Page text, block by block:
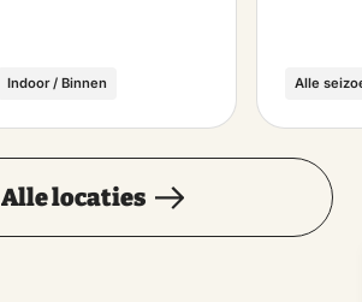
Indoor / Binnen Alle
Alle locaties